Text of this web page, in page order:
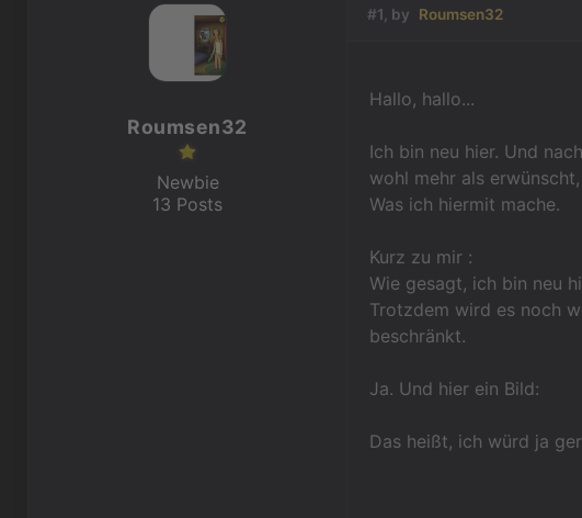
Learning
References
Forum
News & Stories
#1, by Roumsen32
Hallo, hallo...
Ich bin neu hier. Und
wohl mehr als
Was ich hiermit mache.
Kurz zu mir :
Wie gesagt, ich bin neu
Trotzdem wird es noch
beschränkt.
Ja. Und hier ein Bild:
Das heißt, ich würd ja
Roumsen32
Newbie
13 Posts